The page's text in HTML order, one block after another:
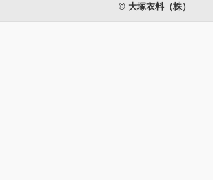
© 大塚衣料（株）